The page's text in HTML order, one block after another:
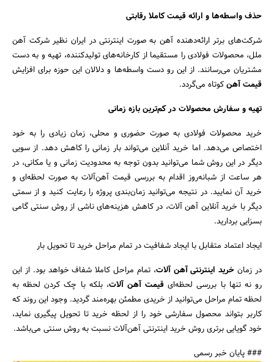
حذف واسطه‌ها و ارائه قیمت کاملا رقابتی
شرکت‌های برتر ارائه‌دهنده آهن به صورت اینترنتی در ایران نظیر شرکت آهن
ملل، محصولات فولادی را مستقیما از کارخانه‌های تولیدکننده، تهیه و به دست
مشتریان می‌رسانند. از این رو دست واسطه‌ها و دلالان این حوزه برای افزایش
قیمت آهن‌کوتاه می‌گردد.
تهیه و سفارش محصولات در کم‌ترین بازه زمانی
خرید محصولات فولادی به صورت حضوری و محلی، زمان زیادی را به خود
اختصاص می‌دهد. اما خرید آنلاین می‌تواند بار زمانی را کاهش دهد. از سویی
دیگر در این روش شما می‌توانید بدون توجه به محدودیت زمانی و یا مکانی، در
هر ساعت از شبانه‌روز اقدام به بررسی قیمت آهن‌آلات به صورت لحظه‌ای و
خرید آن نمایید. در نتیجه می‌توانید زمان‌بندی پروژه را رعایت کنید و از سمتی
دیگر با خرید آنلاین آهن‌ آلات، در کاهش هزینه‌های ناشی از روش سنتی گامی
بسزایی بردارید.
ایجاد اعتماد متقابل با ایجاد شفافیت در تمام مراحل خرید تا تحویل بار
در زمان خرید اینترنتی آهن‌ آلات، تمام مراحل کاملا شفاف خواهد بود. از این
رو نه تنها با بررسی لحظه‌ای قیمت آهن‌ آلات، بلکه با چک کردن لحظه به
لحظه تمام مراحل‌ می‌توانید از خریدی مطمئن بهره‌مند گردید. وجود این روند که
کاربر بتواند محصول سفارشی خود را از لحظه خرید تا تحویل پیگیری نماید،
خود گویایی برتری روش خرید اینترنتی آهن‌آلات نسبت به روش سنتی می‌باشد.
### پایان خبر رسمی